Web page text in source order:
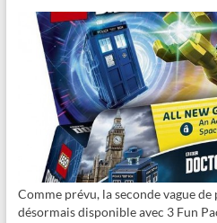
Comme prévu, la seconde vague
désormais disponible avec 3 Fun